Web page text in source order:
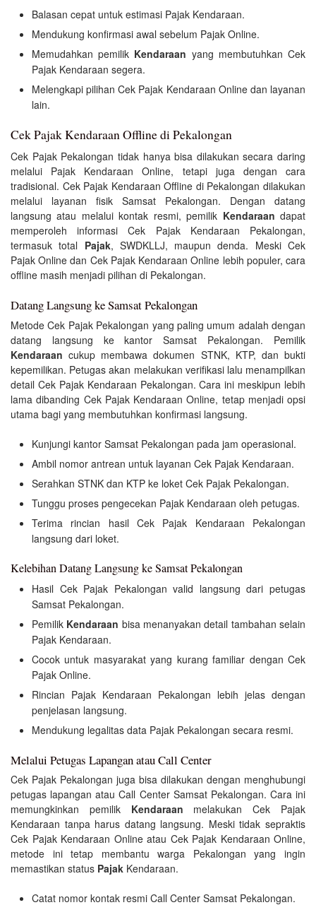
Balasan cepat untuk estimasi Pajak Kendaraan.
Mendukung konfirmasi awal sebelum Pajak Online.
Memudahkan pemilik Kendaraan yang membutuhkan Cek
Pajak Kendaraan segera.
Melengkapi pilihan Cek Pajak Kendaraan Online dan layanan
lain.
Cek Pajak Kendaraan Offline di Pekalongan
Cek Pajak Pekalongan tidak hanya bisa dilakukan secara daring
melalui Pajak Kendaraan Online, tetapi juga dengan cara
tradisional. Cek Pajak Kendaraan Offline di Pekalongan dilakukan
melalui layanan fisik Samsat Pekalongan. Dengan datang
langsung atau melalui kontak resmi, pemilik Kendaraan dapat
memperoleh informasi Cek Pajak Kendaraan Pekalongan,
termasuk total Pajak, SWDKLLJ, maupun denda. Meski Cek
Pajak Online dan Cek Pajak Kendaraan Online lebih populer, cara
offline masih menjadi pilihan di Pekalongan.
Datang Langsung ke Samsat Pekalongan
Metode Cek Pajak Pekalongan yang paling umum adalah dengan
datang langsung ke kantor Samsat Pekalongan. Pemilik
Kendaraan cukup membawa dokumen STNK, KTP, dan bukti
kepemilikan. Petugas akan melakukan verifikasi lalu menampilkan
detail Cek Pajak Kendaraan Pekalongan. Cara ini meskipun lebih
lama dibanding Cek Pajak Kendaraan Online, tetap menjadi opsi
utama bagi yang membutuhkan konfirmasi langsung.
Kunjungi kantor Samsat Pekalongan pada jam operasional.
Ambil nomor antrean untuk layanan Cek Pajak Kendaraan.
Serahkan STNK dan KTP ke loket Cek Pajak Pekalongan.
Tunggu proses pengecekan Pajak Kendaraan oleh petugas.
Terima rincian hasil Cek Pajak Kendaraan Pekalongan
langsung dari loket.
Kelebihan Datang Langsung ke Samsat Pekalongan
Hasil Cek Pajak Pekalongan valid langsung dari petugas
Samsat Pekalongan.
Pemilik Kendaraan bisa menanyakan detail tambahan selain
Pajak Kendaraan.
Cocok untuk masyarakat yang kurang familiar dengan Cek
Pajak Online.
Rincian Pajak Kendaraan Pekalongan lebih jelas dengan
penjelasan langsung.
Mendukung legalitas data Pajak Pekalongan secara resmi.
Melalui Petugas Lapangan atau Call Center
Cek Pajak Pekalongan juga bisa dilakukan dengan menghubungi
petugas lapangan atau Call Center Samsat Pekalongan. Cara ini
memungkinkan pemilik Kendaraan melakukan Cek Pajak
Kendaraan tanpa harus datang langsung. Meski tidak sepraktis
Cek Pajak Kendaraan Online atau Cek Pajak Kendaraan Online,
metode ini tetap membantu warga Pekalongan yang ingin
memastikan status Pajak Kendaraan.
Catat nomor kontak resmi Call Center Samsat Pekalongan.